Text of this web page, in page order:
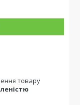
товару